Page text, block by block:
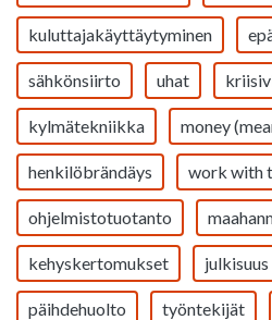
kuluttajakäyttäytyminen
sähkönsiirto uhat
kylmätekniikka money
henkilöbrändäys work with
ohjelmistotuotanto
kehyskertomukset julkisuus
päihdehuolto työntekijät